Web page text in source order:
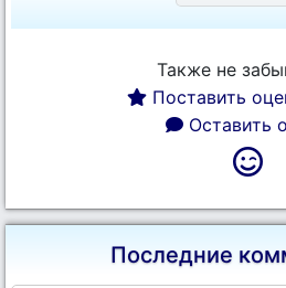
Также не
Поставить
Оставить
Последние